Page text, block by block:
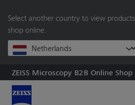
Select another country to view
shop online.
ZEISS Microscopy B2B Online Shop